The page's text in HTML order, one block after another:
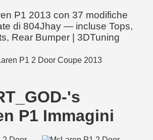
P1 2013 con 37 modifiche
di 804Jhay — incluse Tops,
Rear Bumper | 3DTuning
's
P1 Immagini